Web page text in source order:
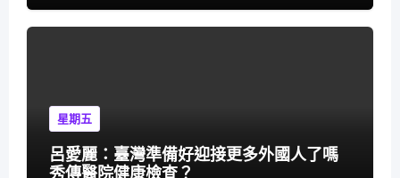
星期五
呂愛麗：臺灣準備好迎接更多外國人了嗎
秀傳醫院健康檢查？